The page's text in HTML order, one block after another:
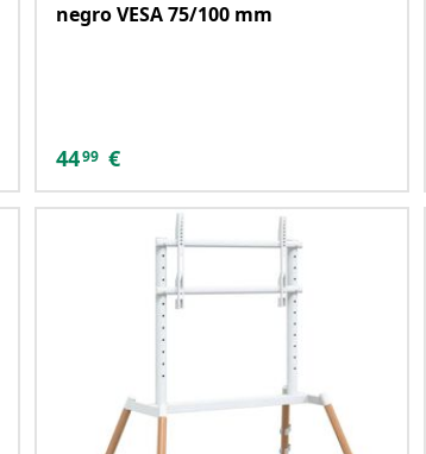
negro VESA 75/100 mm
4499 €